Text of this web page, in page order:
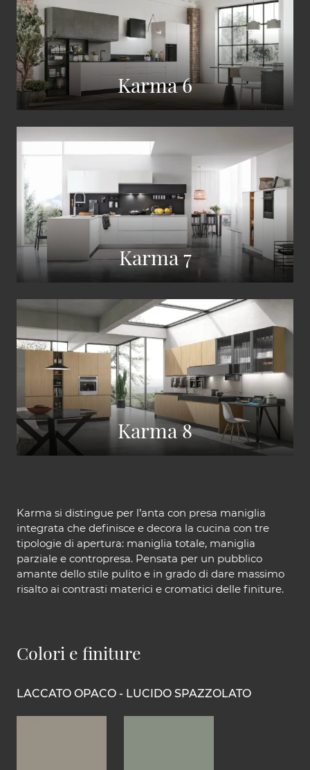
Karma 6
Karma 7
Karma 8
Karma si distingue per l’anta con presa maniglia
integrata che definisce e decora la cucina con tre
tipologie di apertura: maniglia totale, maniglia
parziale e contropresa. Pensata per un pubblico
amante dello stile pulito e in grado di dare massimo
risalto ai contrasti materici e cromatici delle finiture.
Colori e finiture
LACCATO OPACO - LUCIDO SPAZZOLATO